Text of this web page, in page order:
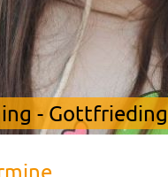
- Gottfrieding